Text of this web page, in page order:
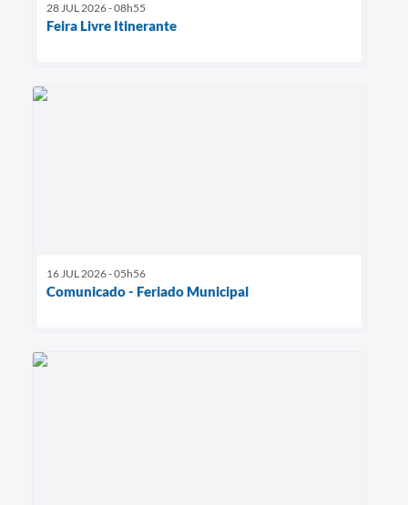
28 JUL 2026 - 08h55
Feira Livre Itinerante
16 JUL 2026 - 05h56
Comunicado - Feriado Municipal